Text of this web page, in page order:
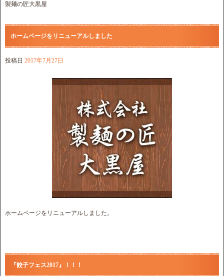
製麺の匠大黒屋
ホームページをリニューアルしました
投稿日 2017年7月27日
ホームページをリニューアルしました。
『餃子フェス2017』！！！